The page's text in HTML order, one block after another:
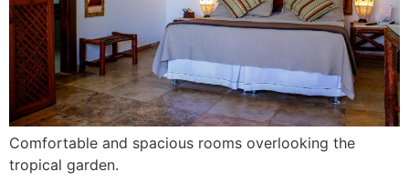
Comfortable and spacious rooms overlooking the
tropical garden.